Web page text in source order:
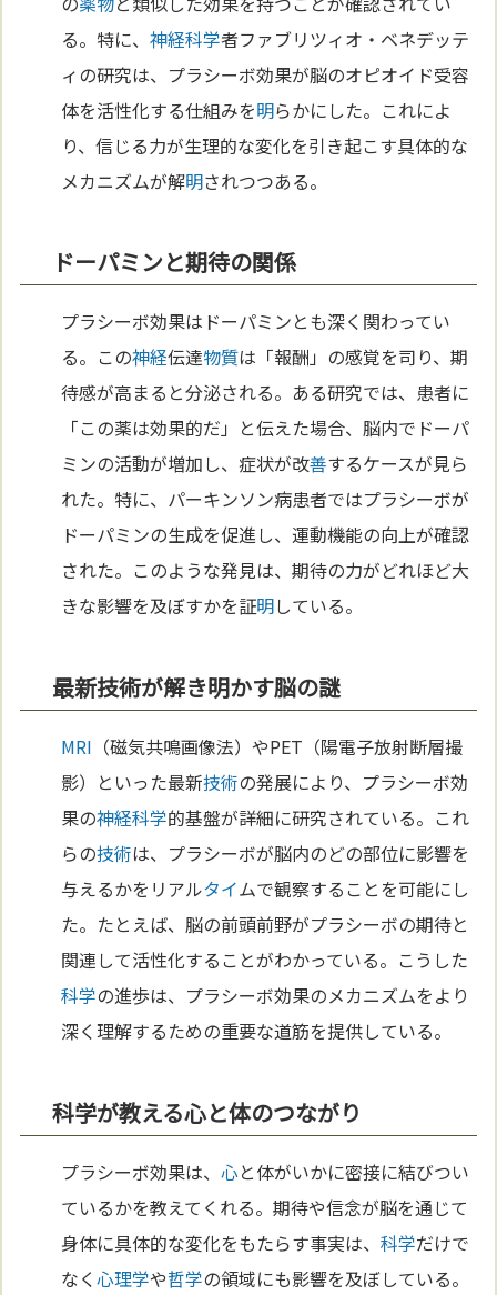
る。特に、神経科学者ファブリツィオ・ベネデッテ
ィの研究は、プラシーボ効果が脳のオピオイド受容
体を活性化する仕組みを明らかにした。これによ
り、信じる力が生理的な変化を引き起こす具体的な
メカニズムが解明されつつある。
ドーパミンと期待の関係
プラシーボ効果はドーパミンとも深く関わってい
る。この神経伝達物質は「報酬」の感覚を司り、期
待感が高まると分泌される。ある研究では、患者に
「この薬は効果的だ」と伝えた場合、脳内でドーパ
ミンの活動が増加し、症状が改善するケースが見ら
れた。特に、パーキンソン病患者ではプラシーボが
ドーパミンの生成を促進し、運動機能の向上が確認
された。このような発見は、期待の力がどれほど大
きな影響を及ぼすかを証明している。
最新技術が解き明かす脳の謎
MRI （磁気共鳴画像法）やPET（陽電子放射断層撮
影）といった最新技術の発展により、プラシーボ効
果の神経科学的基盤が詳細に研究されている。これ
らの技術は、プラシーボが脳内のどの部位に影響を
与えるかをリアルタイムで観察することを可能にし
た。たとえば、脳の前頭前野がプラシーボの期待と
関連して活性化することがわかっている。こうした
科学の進歩は、プラシーボ効果のメカニズムをより
深く理解するための重要な道筋を提供している。
科学が教える心と体のつながり
プラシーボ効果は、心と体がいかに密接に結びつい
ているかを教えてくれる。期待や信念が脳を通じて
身体に具体的な変化をもたらす事実は、科学だけで
なく心理学や哲学の領域にも影響を及ぼしている。